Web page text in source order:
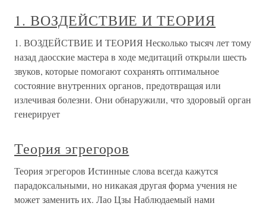
1. ВОЗДЕЙСТВИЕ И ТЕОРИЯ
1. ВОЗДЕЙСТВИЕ И ТЕОРИЯ Несколько тысяч лет тому
назад даосские мастера в ходе медитаций открыли шесть
звуков, которые помогают сохранять оптимальное
состояние внутренних органов, предотвращая или
излечивая болезни. Они обнаружили, что здоровый орган
генерирует
Теория эгрегоров
Теория эгрегоров Истинные слова всегда кажутся
парадоксальными, но никакая другая форма учения не
может заменить их. Лао Цзы Наблюдаемый нами